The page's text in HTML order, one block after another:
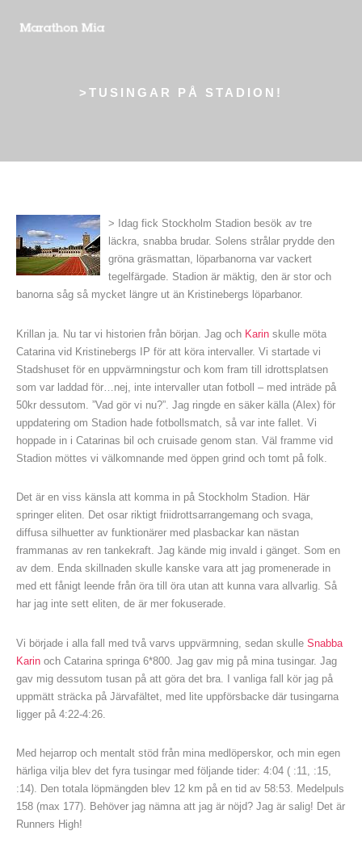
>TUSINGAR PÅ STADION!
> Idag fick Stockholm Stadion besök av tre
läckra, snabba brudar. Solens strålar prydde den
gröna gräsmattan, löparbanorna var vackert
tegelfärgade. Stadion är mäktig, den är stor och
banorna såg så mycket längre ut än Kristinebergs löparbanor.
Krillan ja. Nu tar vi historien från början. Jag och Karinskulle möta
Catarina vid Kristinebergs IP för att köra intervaller. Vi startade vi
Stadshuset för en uppvärmningstur och kom fram till idrottsplatsen
som var laddad för…nej, inte intervaller utan fotboll – med inträde på
50kr dessutom. ”Vad gör vi nu?”. Jag ringde en säker källa (Alex) för
uppdatering om Stadion hade fotbollsmatch, så var inte fallet. Vi
hoppade in i Catarinas bil och cruisade genom stan. Väl framme vid
Stadion möttes vi välkomnande med öppen grind och tomt på folk.
Det är en viss känsla att komma in på Stockholm Stadion. Här
springer eliten. Det osar riktigt friidrottsarrangemang och svaga,
diffusa silhuetter av funktionärer med plasbackar kan nästan
frammanas av ren tankekraft. Jag kände mig invald i gänget. Som en
av dem. Enda skillnaden skulle kanske vara att jag promenerade in
med ett fånigt leende från öra till öra utan att kunna vara allvarlig. Så
har jag inte sett eliten, de är mer fokuserade.
Vi började i alla fall med två varvs uppvärmning, sedan skulle Snabba
Karin och Catarina springa 6*800. Jag gav mig på mina tusingar. Jag
gav mig dessutom tusan på att göra det bra. I vanliga fall kör jag på
uppmätt sträcka på Järvafältet, med lite uppförsbacke där tusingarna
ligger på 4:22-4:26.
Med hejarrop och mentalt stöd från mina medlöperskor, och min egen
härliga vilja blev det fyra tusingar med följande tider: 4:04 ( :11, :15,
:14). Den totala löpmängden blev 12 km på en tid av 58:53. Medelpuls
158 (max 177). Behöver jag nämna att jag är nöjd? Jag är salig! Det är
Runners High!